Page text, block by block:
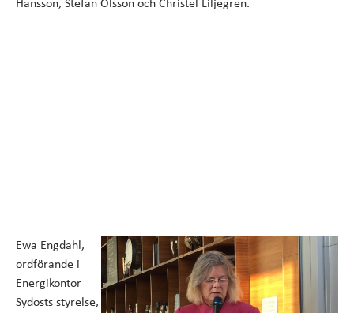
Hansson, Stefan Olsson och Christel Liljegren.
Ewa Engdahl,
ordförande i
Energikontor
Sydosts styrelse,